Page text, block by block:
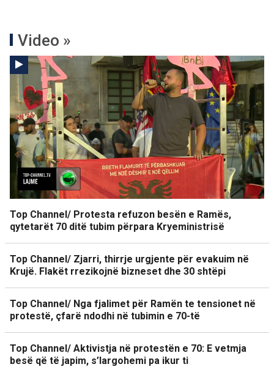
Video »
Top Channel/ Protesta refuzon besën e Ramës,
qytetarët 70 ditë tubim përpara Kryeministrisë
Top Channel/ Zjarri, thirrje urgjente për evakuim në
Krujë. Flakët rrezikojnë bizneset dhe 30 shtëpi
Top Channel/ Nga fjalimet për Ramën te tensionet në
protestë, çfarë ndodhi në tubimin e 70-të
Top Channel/ Aktivistja në protestën e 70: E vetmja
besë që të japim, s’largohemi pa ikur ti